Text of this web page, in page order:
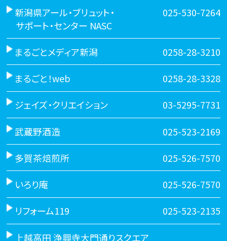
新潟県アール・ブリュット・
サポート・センター NASC
025-530-7264
まるごとメディア新潟 0258-28-3210
まるごと！web 0258-28-3328
ジェイズ・クリエイション 03-5295-7731
武蔵野酒造 025-523-2169
多賀茶焙煎所 025-526-7570
いろり庵 025-526-7570
リフォーム119 025-523-2135
上越高田 浄興寺大門通りスクエア